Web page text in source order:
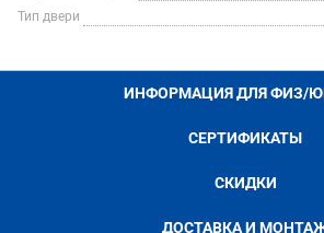
Тип двери
ИНФОРМАЦИЯ ДЛЯ ФИЗ/
СЕРТИФИКАТЫ
СКИДКИ
ДОСТАВКА И